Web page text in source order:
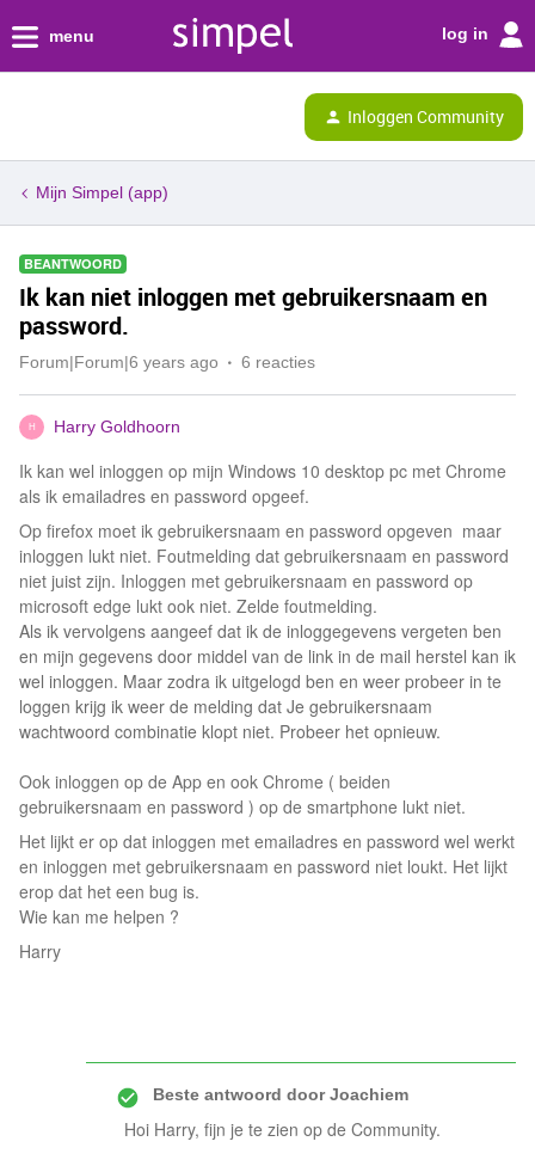
menu log in
Inloggen Community
Mijn Simpel (app)
BEANTWOORD
Ik kan niet inloggen met gebruikersnaam en
password.
Forum|Forum|6 years ago 6 reacties
H Harry Goldhoorn
Ik kan wel inloggen op mijn Windows 10 desktop pc met Chrome
als ik emailadres en password opgeef.
Op firefox moet ik gebruikersnaam en password opgeven maar
inloggen lukt niet. Foutmelding dat gebruikersnaam en password
niet juist zijn. Inloggen met gebruikersnaam en password op
microsoft edge lukt ook niet. Zelde foutmelding.
Als ik vervolgens aangeef dat ik de inloggegevens vergeten ben
en mijn gegevens door middel van de link in de mail herstel kan ik
wel inloggen. Maar zodra ik uitgelogd ben en weer probeer in te
loggen krijg ik weer de melding dat Je gebruikersnaam
wachtwoord combinatie klopt niet. Probeer het opnieuw.
Ook inloggen op de App en ook Chrome ( beiden
gebruikersnaam en password ) op de smartphone lukt niet.
Het lijkt er op dat inloggen met emailadres en password wel werkt
en inloggen met gebruikersnaam en password niet loukt. Het lijkt
erop dat het een bug is.
Wie kan me helpen ?
Harry
Beste antwoord doorJoachiem
Hoi Harry, fijn je te zien op de Community.